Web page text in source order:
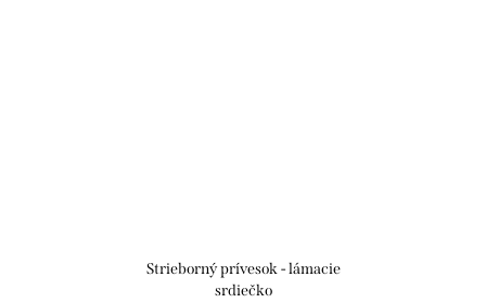
Strieborný prívesok - lámacie
srdiečko